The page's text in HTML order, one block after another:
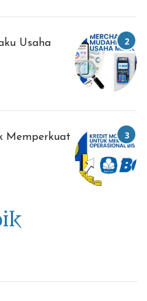
Usaha
Memperkuat